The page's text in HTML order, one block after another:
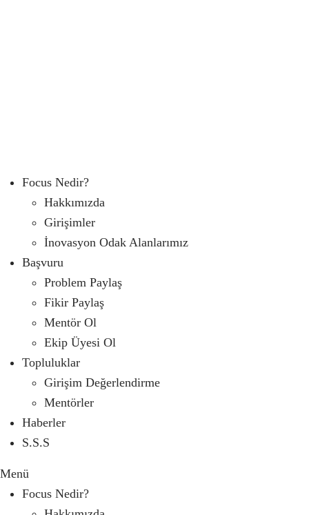
Focus Nedir?
Hakkımızda
Girişimler
İnovasyon Odak Alanlarımız
Başvuru
Problem Paylaş
Fikir Paylaş
Mentör Ol
Ekip Üyesi Ol
Topluluklar
Girişim Değerlendirme
Mentörler
Haberler
S.S.S
Menü
Focus Nedir?